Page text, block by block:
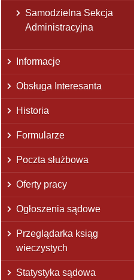
Samodzielna Sekcja
Administracyjna
Informacje
Obsługa Interesanta
Historia
Formularze
Poczta służbowa
Oferty pracy
Ogłoszenia sądowe
Przeglądarka ksiąg
wieczystych
Statystyka sądowa